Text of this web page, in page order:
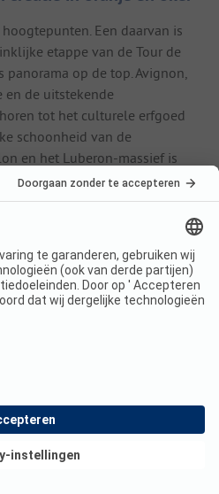
Een daarvan is
etappe van de Tour de
panorama op de top. Avignon,
en de uitstekende
tot het culturele erfgoed
schoonheid van de
en het Luberon-massief is
zijn eindeloze
plantenzee is indrukwekkend
zoveel charmante dorpjes. Het
kleine baaien aan de
stranden en